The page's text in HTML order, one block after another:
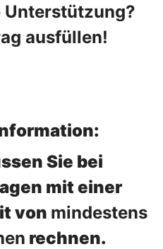
Unterstützung?
ausfüllen!
Sie bei
mit einer
von mindestens
rechnen.